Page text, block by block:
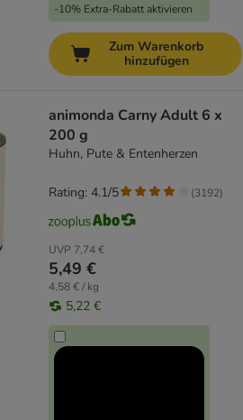
-10% Extra-Rabatt aktivieren
Zum Warenkorb
hinzufügen
animonda Carny Adult 6 x
200 g
Huhn, Pute & Entenherzen
UVP 7,74 €
5,49 €
4,58 € / kg
5,22 €
Rating: 4.1/5 (3192)